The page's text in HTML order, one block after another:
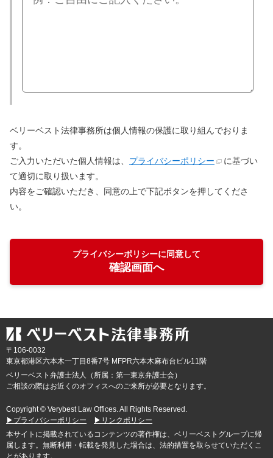
ベリーベスト法律事務所は個人情報の保護に取り組んでおりま
す。
ご入力いただいた個人情報は、 プライバシーポリシー
に基づい
て適切に取り扱います。
内容をご確認いただき、同意の上で下記ボタンを押してくださ
い。
プライバシーポリシーに同意して
確認画面へ
〒106-0032
東京都港区六本木一丁目8番7号 MFPR六本木麻布台ビル11階
ベリーベスト弁護士法人（所属：第一東京弁護士会）
ご相談の際はお近くのオフィスへのご来所が必要となります。
Copyright © Verybest Law Offices. All Rights Reserved.
▶プライバシーポリシー
▶リンクポリシー
本サイトに掲載されているコンテンツの著作権は、ベリーベストグループに帰
属します。無断利用・転載を発見した場合は、法的措置を取らせていただくこ
とがあります。